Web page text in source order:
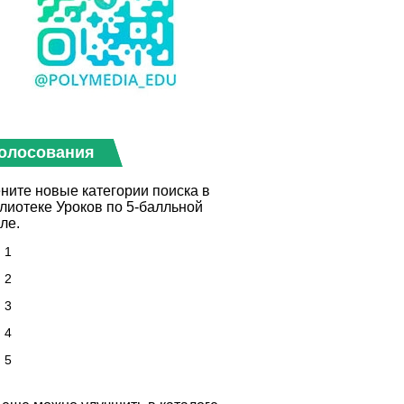
новые категории поиска в
Уроков по 5-балльной
1
2
3
4
5